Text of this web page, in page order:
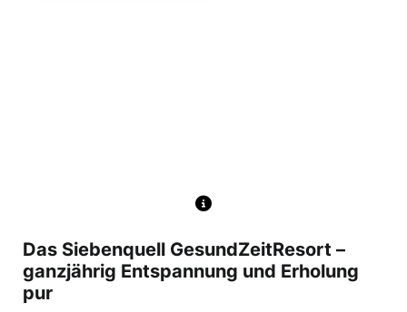
Das Siebenquell GesundZeitResort –
ganzjährig Entspannung und Erholung
pur